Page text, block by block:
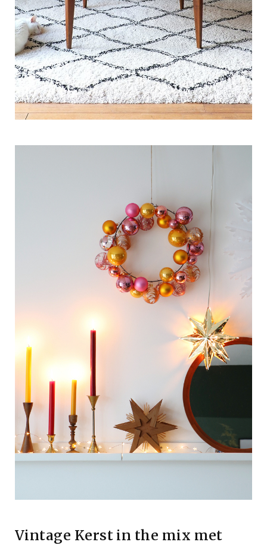
Vintage Kerst in the mix met